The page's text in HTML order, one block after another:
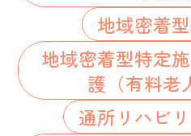
地域密着
地域密着型特定
護（有料老
通所リハビ